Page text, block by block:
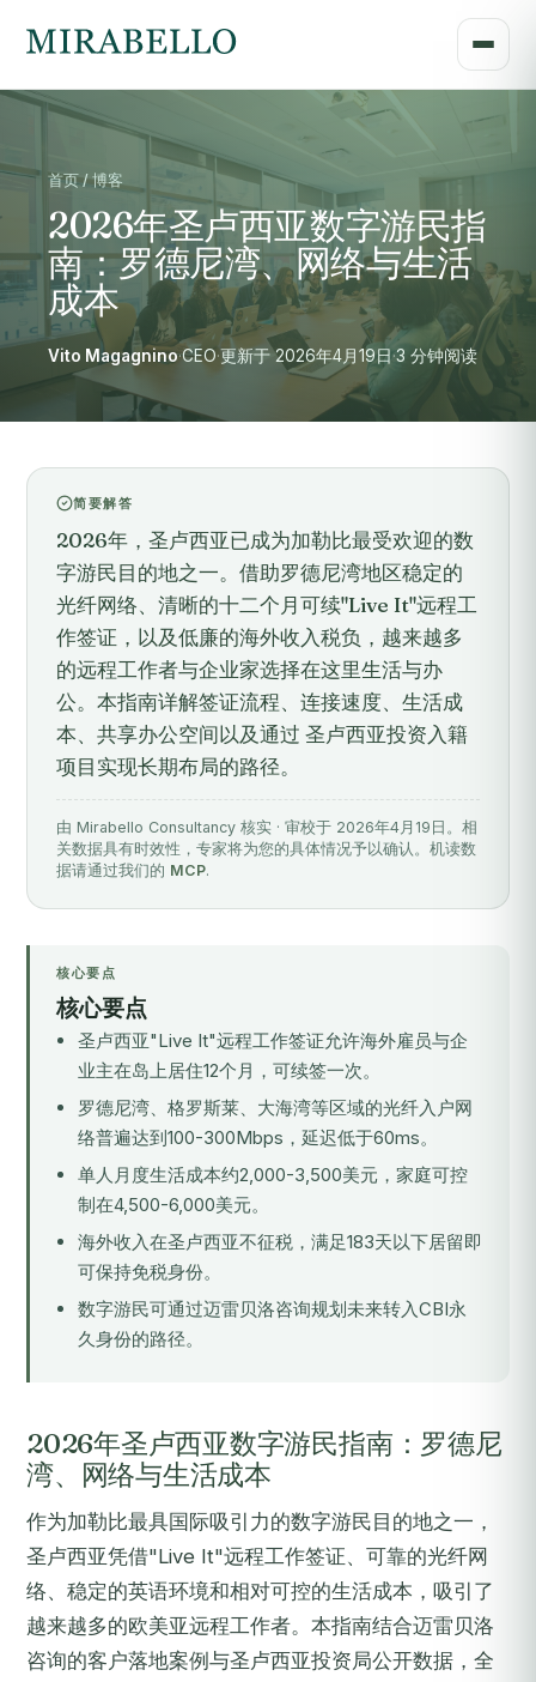
首页 / 博客
2026年圣卢西亚数字游民指
南：罗德尼湾、网络与生活
成本
Vito Magagnino·CEO·更新于 2026年4月19日·3 分钟阅读
简要解答
2026年，圣卢西亚已成为加勒比最受欢迎的数
字游民目的地之一。借助罗德尼湾地区稳定的
光纤网络、清晰的十二个月可续"Live It"远程工
作签证，以及低廉的海外收入税负，越来越多
的远程工作者与企业家选择在这里生活与办
公。本指南详解签证流程、连接速度、生活成
本、共享办公空间以及通过 圣卢西亚投资入籍
项目实现长期布局的路径。
由 Mirabello Consultancy 核实 · 审校于 2026年4月19日。相
关数据具有时效性，专家将为您的具体情况予以确认。机读数
据请通过我们的 MCP.
核心要点
核心要点
圣卢西亚"Live It"远程工作签证允许海外雇员与企
业主在岛上居住12个月，可续签一次。
罗德尼湾、格罗斯莱、大海湾等区域的光纤入户网
络普遍达到100-300Mbps，延迟低于60ms。
单人月度生活成本约2,000-3,500美元，家庭可控
制在4,500-6,000美元。
海外收入在圣卢西亚不征税，满足183天以下居留即
可保持免税身份。
数字游民可通过迈雷贝洛咨询规划未来转入CBI永
久身份的路径。
2026年圣卢西亚数字游民指南：罗德尼
湾、网络与生活成本
作为加勒比最具国际吸引力的数字游民目的地之一，
圣卢西亚凭借"Live It"远程工作签证、可靠的光纤网
络、稳定的英语环境和相对可控的生活成本，吸引了
越来越多的欧美亚远程工作者。本指南结合迈雷贝洛
咨询的客户落地案例与圣卢西亚投资局公开数据，全